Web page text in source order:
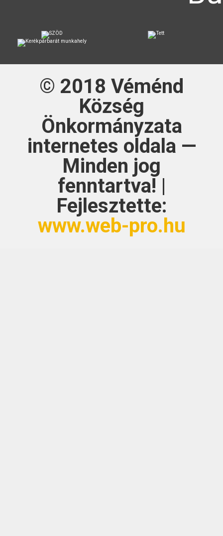
© 2018 Véménd
Község
Önkormányzata
internetes oldala —
Minden jog
fenntartva! |
Fejlesztette:
www.web-pro.hu